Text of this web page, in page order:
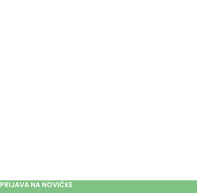
PRIJAVA NA NOVIČKE